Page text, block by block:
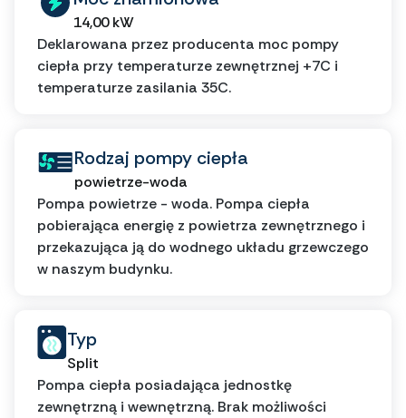
14,00 kW
Deklarowana przez producenta moc pompy
ciepła przy temperaturze zewnętrznej +7C i
temperaturze zasilania 35C.
Rodzaj pompy ciepła
powietrze-woda
Pompa powietrze - woda. Pompa ciepła
pobierająca energię z powietrza zewnętrznego i
przekazująca ją do wodnego układu grzewczego
w naszym budynku.
Typ
Split
Pompa ciepła posiadająca jednostkę
zewnętrzną i wewnętrzną. Brak możliwości